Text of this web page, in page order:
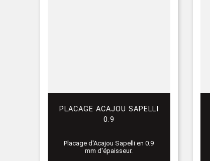
PLACAGE ACAJOU SAPELLI
0.9
Placage d'Acajou Sapelli en 0.9
mm d'épaisseur.